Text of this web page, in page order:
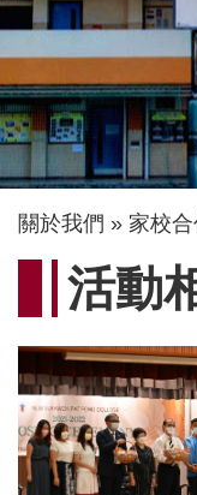
導
航
結
關於我們 家校
活動